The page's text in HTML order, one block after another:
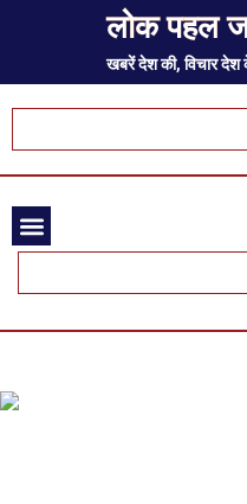
लोक पहल
खबरें देश की, विचार देश